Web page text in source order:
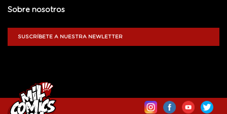
Sobre nosotros
SUSCRÍBETE A NUESTRA NEWLETTER